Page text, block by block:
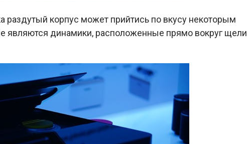
раздутый корпус может прийтись по вкусу некоторым
являются динамики, расположенные прямо вокруг щели